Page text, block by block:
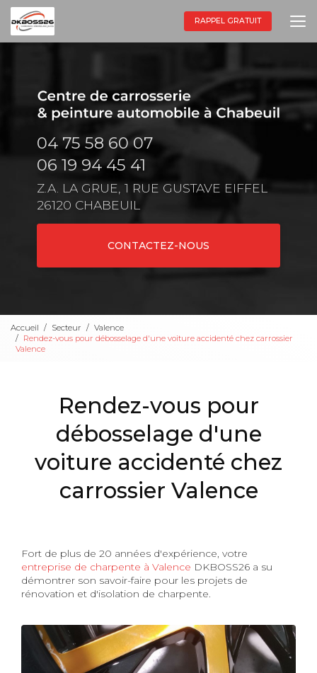
Aller
au
contenu
principal
RAPPEL GRATUIT
04 75 58 60 07
06 19 94 45 41
Z.A. LA GRUE, 1 RUE GUSTAVE EIFFEL
26120 CHABEUIL
CONTACTEZ-NOUS
Accueil Secteur
Valence
Rendez-vous pour débosselage d'une voiture accidenté chez carrossier
Valence
Rendez-vous pour
débosselage d'une
voiture accidenté chez
carrossier Valence
Fort de plus de 20 années d'expérience, votre
entreprise de charpente à Valence DKBOSS26 a su
démontrer son savoir-faire pour les projets de
rénovation et d'isolation de charpente.